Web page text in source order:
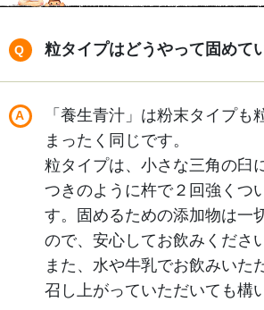
粒タイプはどうやって固めて
「養生青汁」は粉末タイプも
まったく同じです。
粒タイプは、小さな三角の臼
つきのように杵で２回強くつ
す。固めるための添加物は一
ので、安心してお飲みくださ
また、水や牛乳でお飲みいた
召し上がっていただいても構